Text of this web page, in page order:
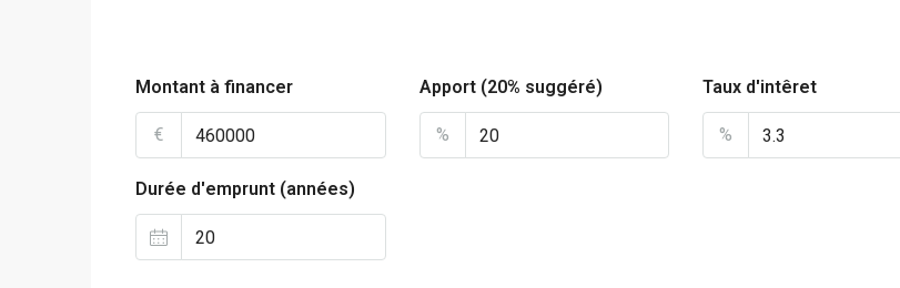
Montant à financer
€
Apport (20% suggéré)
%
Taux d'intêret
%
Durée d'emprunt (années)